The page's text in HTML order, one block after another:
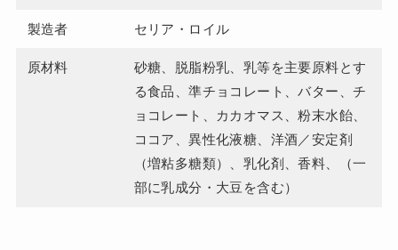
製造者 セリア・ロイル
原材料
砂糖、脱脂粉乳、乳等を主要原料とす
る食品、準チョコレート、バター、チ
ョコレート、カカオマス、粉末水飴、
ココア、異性化液糖、洋酒／安定剤
（増粘多糖類）、乳化剤、香料、（一
部に乳成分・大豆を含む）